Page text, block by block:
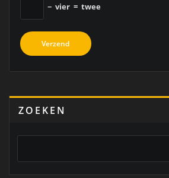
− vier = twee
ZOEKEN